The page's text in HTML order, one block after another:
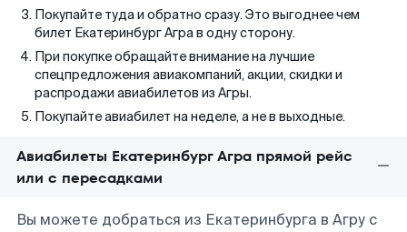
Покупайте туда и обратно сразу. Это выгоднее чем
билет Екатеринбург Агра в одну сторону.
При покупке обращайте внимание на лучшие
спецпредложения авиакомпаний, акции, скидки и
распродажи авиабилетов из Агры.
Покупайте авиабилет на неделе, а не в выходные.
Авиабилеты Екатеринбург Агра прямой рейс
или с пересадками
Вы можете добраться из Екатеринбурга в Агру с